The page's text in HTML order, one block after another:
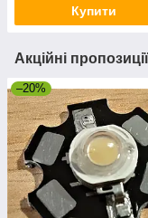
Купити
Акційні
–20%